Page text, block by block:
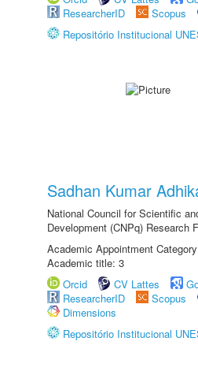
ResearcherID
Scopus
Repositório Institucional
Sadhan Kumar
National Council for Scientific
Development (CNPq) Research
Academic Appointment
Academic title: 3
Orcid
CV Lattes
ResearcherID
Scopus
Dimensions
Repositório Institucional